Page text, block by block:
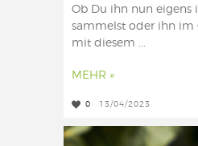
Ob Du ihn nun eigens
sammelst oder ihn im
mit diesem ...
MEHR »
0 13/04/2023